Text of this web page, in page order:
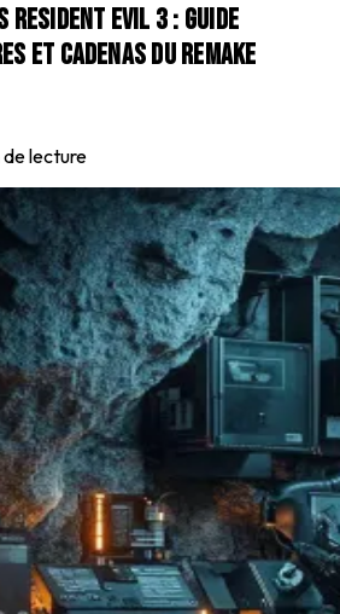
Evil 3 : guide
et cadenas du remake
de lecture